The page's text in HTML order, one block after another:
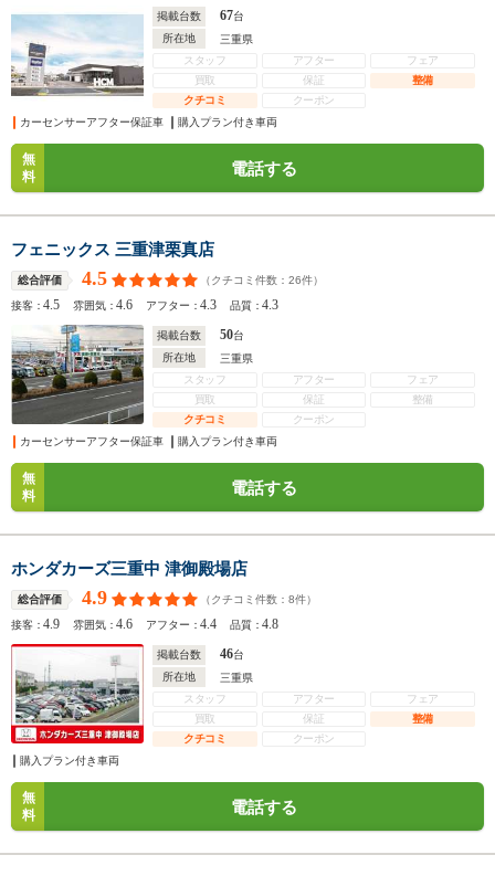
掲載台数 67台
所在地
三重県
スタッフ
アフター
フェア
買取
保証
整備
クチコミ
クーポン
カーセンサーアフター保証車
購入プラン付き車両
無
料
電話する
フェニックス 三重津栗真店
総合評価 4.5 （クチコミ件数： 26件）
接客：4.5 雰囲気：4.6 アフター：4.3 品質：4.3
掲載台数 50台
所在地
三重県
スタッフ
アフター
フェア
買取
保証
整備
クチコミ
クーポン
カーセンサーアフター保証車
購入プラン付き車両
無
料
電話する
ホンダカーズ三重中 津御殿場店
総合評価 4.9 （クチコミ件数： 8件）
接客：4.9 雰囲気：4.6 アフター：4.4 品質：4.8
掲載台数 46台
所在地
三重県
スタッフ
アフター
フェア
買取
保証
整備
クチコミ
クーポン
購入プラン付き車両
無
料
電話する